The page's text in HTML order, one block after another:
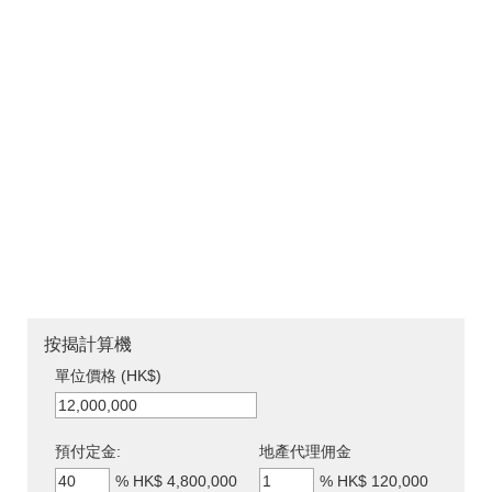
按揭計算機
單位價格 (HK$)
預付定金:
% HK$ 4,800,000
地產代理佣金
% HK$ 120,000